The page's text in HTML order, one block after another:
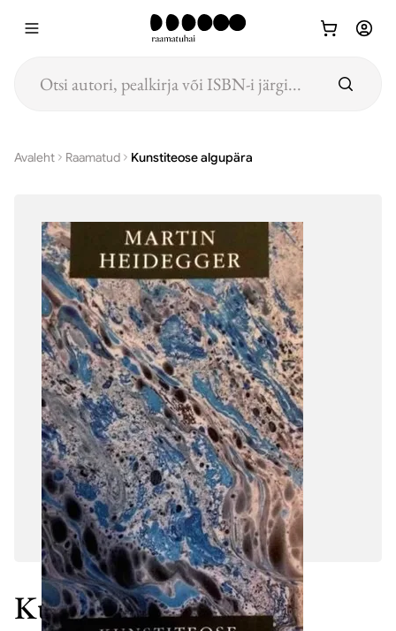
Avaleht Raamatud Kunstiteose algupära
Kunstiteose algupära